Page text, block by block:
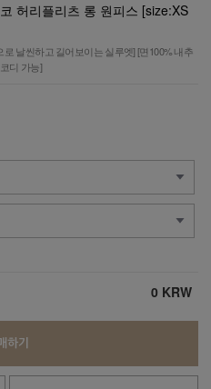
허리플리츠 롱 원피스 [size:XS
날씬하고 길어보이는 실루엣] [면100% 내추
디 가능]
0 KRW
하기